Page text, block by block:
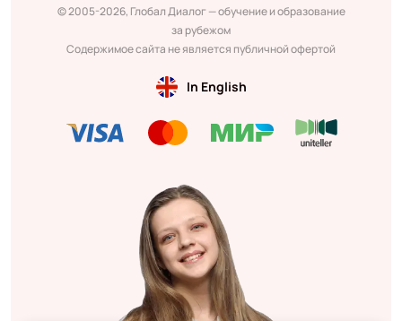
© 2005-2026, Глобал Диалог — обучение и образование
за рубежом
Содержимое сайта не является публичной офертой
In English